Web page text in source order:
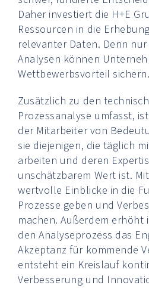
Daher investiert die H+E
Ressourcen in die
relevanter Daten. Denn
Analysen können
Wettbewerbsvorteil sichern.
Zusätzlich zu den
Prozessanalyse umfasst,
der Mitarbeiter von
sie diejenigen, die täglich
arbeiten und deren
unschätzbarem Wert ist.
wertvolle Einblicke in die
Prozesse geben und
machen. Außerdem erhöht
den Analyseprozess das
Akzeptanz für kommende
entsteht ein Kreislauf
Verbesserung und